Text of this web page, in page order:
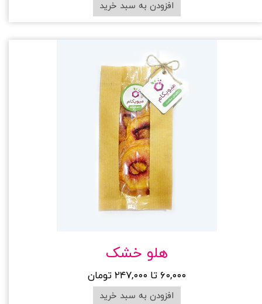
افزودن به سبد خرید
هلو خشک
۶۰,۰۰۰ تا ۲۴۷,۰۰۰ تومان
افزودن به سبد خرید